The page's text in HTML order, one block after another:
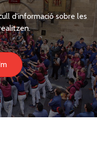
d'informació sobre les